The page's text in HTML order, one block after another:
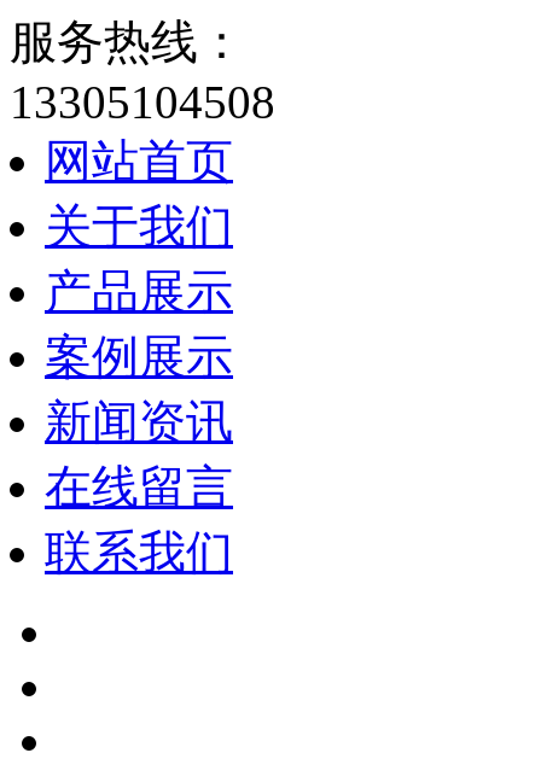
服务热线：
13305104508
网站首页
关于我们
产品展示
案例展示
新闻资讯
在线留言
联系我们